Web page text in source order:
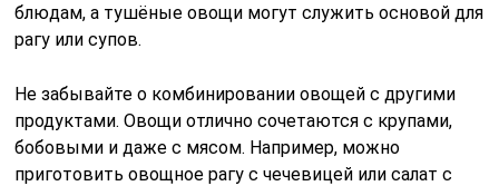
блюдам, а тушёные овощи могут служить основой для
рагу или супов.
Не забывайте о комбинировании овощей с другими
продуктами. Овощи отлично сочетаются с крупами,
бобовыми и даже с мясом. Например, можно
приготовить овощное рагу с чечевицей или салат с